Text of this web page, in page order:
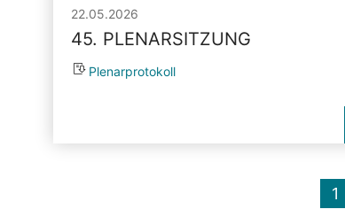
22.05.2026
45. PLENARSITZUNG
Plenarprotokoll
1